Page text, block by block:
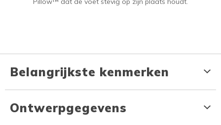
Belangrijkste kenmerken
Ontwerpgegevens